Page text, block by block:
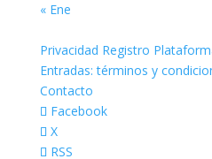
« Ene
Privacidad Registro
Entradas: términos y
Contacto
Facebook
X
RSS